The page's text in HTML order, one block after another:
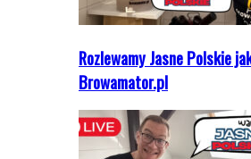
Rozlewamy Jasne Polskie
Browamator.pl